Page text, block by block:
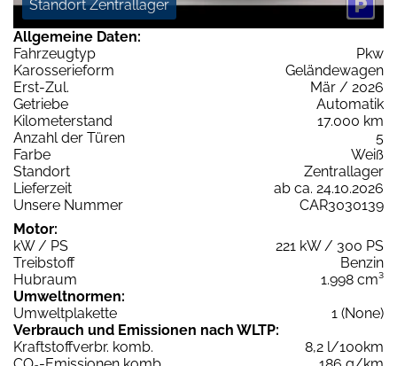
Standort Zentrallager
Allgemeine Daten:
Fahrzeugtyp
Pkw
Karosserieform
Geländewagen
Erst-Zul.
Mär / 2026
Getriebe
Automatik
Kilometerstand
17.000 km
Anzahl der Türen
5
Farbe
Weiß
Standort
Zentrallager
Lieferzeit
ab ca. 24.10.2026
Unsere Nummer
CAR3030139
Motor:
kW / PS
221 kW / 300 PS
Treibstoff
Benzin
Hubraum
1.998 cm³
Umweltnormen:
Umweltplakette
1 (None)
Verbrauch und Emissionen nach WLTP:
Kraftstoffverbr. komb.
8,2 l/100km